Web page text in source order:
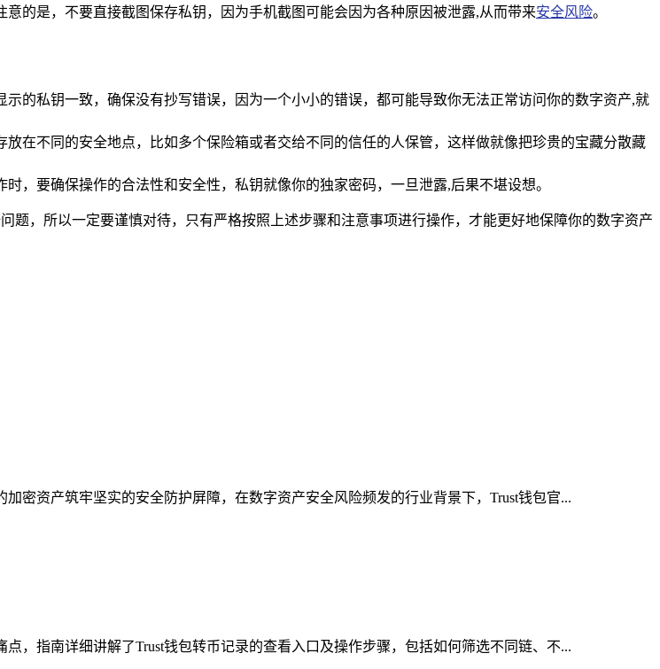
的是，不要直接截图保存私钥，因为手机截图可能会因为各种原因被泄露,从而带来安全风险。
的私钥一致，确保没有抄写错误，因为一个小小的错误，都可能导致你无法正常访问你的数字资产,就
在不同的安全地点，比如多个保险箱或者交给不同的信任的人保管，这样做就像把珍贵的宝藏分散藏
，要确保操作的合法性和安全性，私钥就像你的独家密码，一旦泄露,后果不堪设想。
题，所以一定要谨慎对待，只有严格按照上述步骤和注意事项进行操作，才能更好地保障你的数字资产
密资产筑牢坚实的安全防护屏障，在数字资产安全风险频发的行业背景下，Trust钱包官...
，指南详细讲解了Trust钱包转币记录的查看入口及操作步骤，包括如何筛选不同链、不...